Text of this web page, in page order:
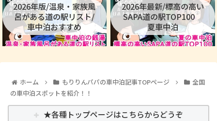
2026年版/温泉・家族風
呂がある道の駅リスト/
車中泊おすすめ
2026年最新/標高の高い
SAPA道の駅TOP100
夏車中泊
ホーム もりりんパパの車中泊記事TOPページ
全国
の車中泊スポットを紹介！！
★各種トップページはこちらからどうぞ